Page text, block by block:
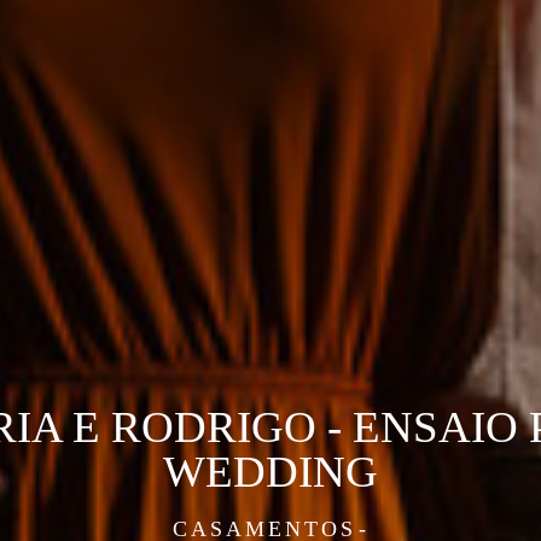
CASAMENTOS
E RODRIGO - ENSAIO
WEDDING